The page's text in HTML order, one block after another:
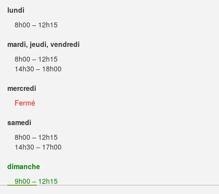
lundi
8h00 – 12h15
mardi, jeudi, vendredi
8h00 – 12h15
14h30 – 18h00
mercredi
Fermé
samedi
8h00 – 12h15
14h30 – 17h00
dimanche
9h00 – 12h15